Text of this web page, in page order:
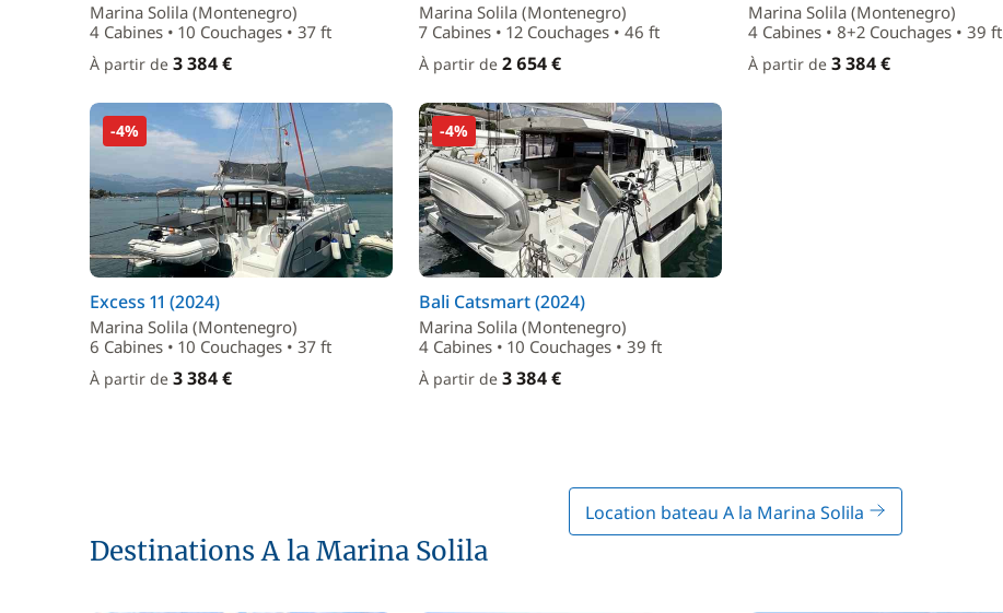
Marina Solila (Montenegro)
4 Cabines • 10 Couchages • 37 ft
À partir de 3 384 €
Marina Solila (Montenegro)
7 Cabines • 12 Couchages • 46 ft
À partir de 2 654 €
Marina Solila (Montenegro)
4 Cabines • 8+2 Couchages • 39 ft
À partir de 3 384 €
-4%
Excess 11 (2024)
Marina Solila (Montenegro)
6 Cabines • 10 Couchages • 37 ft
À partir de 3 384 €
-4%
Bali Catsmart (2024)
Marina Solila (Montenegro)
4 Cabines • 10 Couchages • 39 ft
À partir de 3 384 €
Location bateau A la Marina Solila
Destinations A la Marina Solila